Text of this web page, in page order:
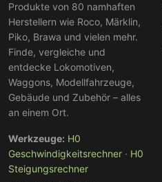
Produkte von 80 namhaften
Herstellern wie Roco, Märklin,
Piko, Brawa und vielen mehr.
Finde, vergleiche und
entdecke Lokomotiven,
Waggons, Modellfahrzeuge,
Gebäude und Zubehör – alles
an einem Ort.
Werkzeuge: H0
Geschwindigkeitsrechner · H0
Steigungsrechner